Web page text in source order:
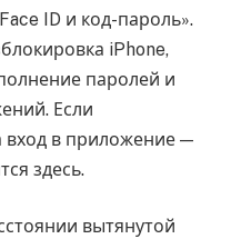
ID и код-пароль».
iPhone,
паролей и
Если
вход в приложение —
здесь.
вытянутой